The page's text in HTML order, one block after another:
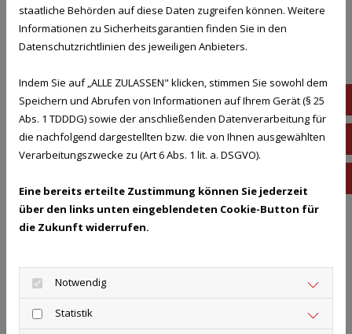
Wohnungs- und Haushaltsauflösungen –
fachgerecht, diskret und zuverlässig
Keller- und Dachbodenräumungen – für mehr
Platz und Ordnung
Büro- und Geschäftsauflösungen – inklusive
fachgerechter Entsorgung
Sperrmüllentsorgung – umweltgerecht und
Fachgerechte Entfernung von Einbauten – Möbel,
Teppiche, Tapeten oder Sanitäranlagen
Desinfektion nach Entrümpelung – für hygienisch
Schädlingsbekämpfung bei Bedarf – effektive
Maßnahmen gegen Befall
staatliche Behörden auf diese Daten zugreifen können. Weitere
Informationen zu Sicherheitsgarantien finden Sie in den
Datenschutzrichtlinien des jeweiligen Anbieters.
Indem Sie auf „ALLE ZULASSEN" klicken, stimmen Sie sowohl dem
Speichern und Abrufen von Informationen auf Ihrem Gerät (§ 25
Abs. 1 TDDDG) sowie der anschließenden Datenverarbeitung für
die nachfolgend dargestellten bzw. die von Ihnen ausgewählten
Verarbeitungszwecke zu (Art 6 Abs. 1 lit. a. DSGVO).
Eine bereits erteilte Zustimmung können Sie jederzeit
über den links unten eingeblendeten Cookie-Button für
die Zukunft widerrufen.
Notwendig
Statistik